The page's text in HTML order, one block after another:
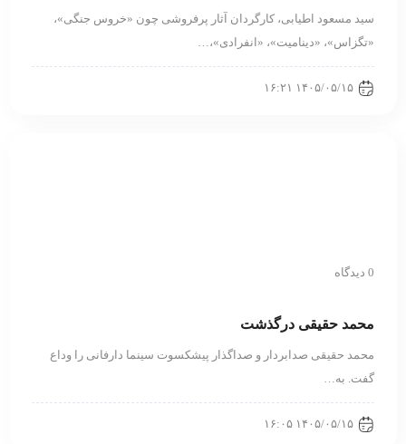
سید مسعود اطیابی، کارگردان آثار پرفروشی چون «خروس جنگی»،
«تگزاس»، «دینامیت»، «انفرادی»،…
۱۴۰۵/۰۵/۱۵ ۱۶:۲۱
0 دیدگاه
محمد حقیقی درگذشت
محمد حقیقی صدابردار و صداگذار پیشکسوت سینما دارفانی را وداع
گفت. به…
۱۴۰۵/۰۵/۱۵ ۱۶:۰۵